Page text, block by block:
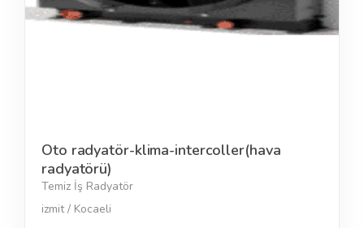
Oto radyatör-klima-intercoller(hava
radyatörü)
Temiz İş Radyatör
izmit / Kocaeli